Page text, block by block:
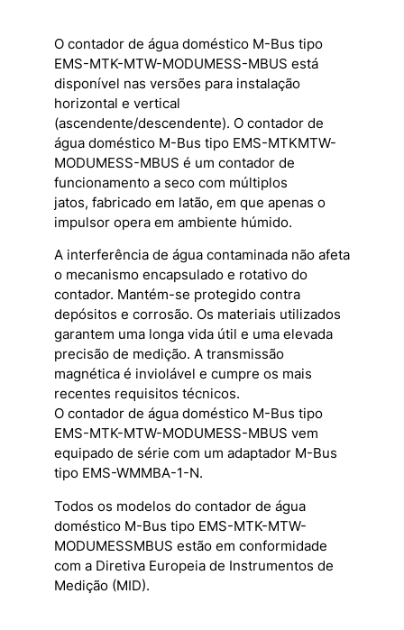
O contador de água doméstico M-Bus tipo
EMS-MTK-MTW-MODUMESS-MBUS está
disponível nas versões para instalação
horizontal e vertical
(ascendente/descendente). O contador de
água doméstico M-Bus tipo EMS-MTKMTW-
MODUMESS-MBUS é um contador de
funcionamento a seco com múltiplos
jatos, fabricado em latão, em que apenas o
impulsor opera em ambiente húmido.
A interferência de água contaminada não afeta
o mecanismo encapsulado e rotativo do
contador. Mantém-se protegido contra
depósitos e corrosão. Os materiais utilizados
garantem uma longa vida útil e uma elevada
precisão de medição. A transmissão
magnética é inviolável e cumpre os mais
recentes requisitos técnicos.
O contador de água doméstico M-Bus tipo
EMS-MTK-MTW-MODUMESS-MBUS vem
equipado de série com um adaptador M-Bus
tipo EMS-WMMBA-1-N.
Todos os modelos do contador de água
doméstico M-Bus tipo EMS-MTK-MTW-
MODUMESSMBUS estão em conformidade
com a Diretiva Europeia de Instrumentos de
Medição (MID).